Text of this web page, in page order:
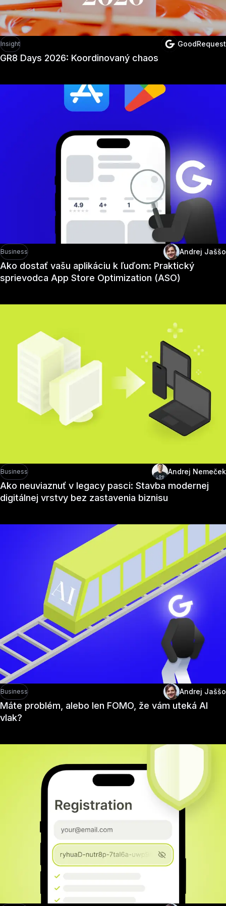
Insight GoodRequest
GR8 Days 2026: Koordinovaný chaos
Business Andrej Jaššo
Ako dostať vašu aplikáciu k ľuďom: Praktický
sprievodca App Store Optimization (ASO)
Business Andrej Nemeček
Ako neuviaznuť v legacy pasci: Stavba modernej
digitálnej vrstvy bez zastavenia biznisu
Business Andrej Jaššo
Máte problém, alebo len FOMO, že vám uteká AI
vlak?